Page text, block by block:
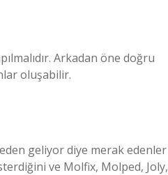
Arkadan öne doğru
oluşabilir.
geliyor diye merak edenler
ve Molfix, Molped, Joly,